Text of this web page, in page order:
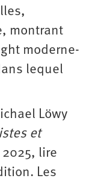
montrant
moderne-
lequel
Löwy
et
lire
Les